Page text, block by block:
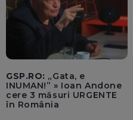
GSP.RO: „Gata, e
INUMAN!” » Ioan Andone
cere 3 măsuri URGENTE
în România